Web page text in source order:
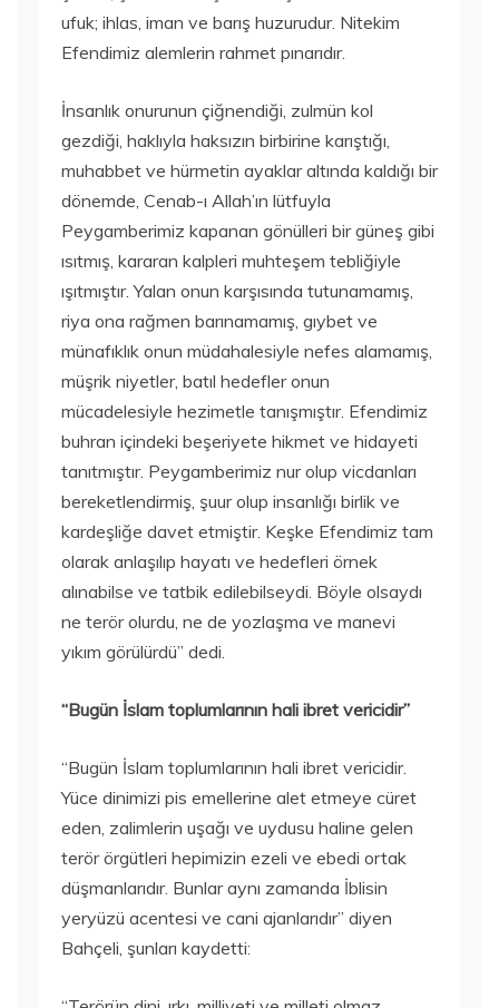
ufuk; ihlas, iman ve barış huzurudur. Nitekim
Efendimiz alemlerin rahmet pınarıdır.
İnsanlık onurunun çiğnendiği, zulmün kol
gezdiği, haklıyla haksızın birbirine karıştığı,
muhabbet ve hürmetin ayaklar altında kaldığı bir
dönemde, Cenab-ı Allah’ın lütfuyla
Peygamberimiz kapanan gönülleri bir güneş gibi
ısıtmış, kararan kalpleri muhteşem tebliğiyle
ışıtmıştır. Yalan onun karşısında tutunamamış,
riya ona rağmen barınamamış, gıybet ve
münafıklık onun müdahalesiyle nefes alamamış,
müşrik niyetler, batıl hedefler onun
mücadelesiyle hezimetle tanışmıştır. Efendimiz
buhran içindeki beşeriyete hikmet ve hidayeti
tanıtmıştır. Peygamberimiz nur olup vicdanları
bereketlendirmiş, şuur olup insanlığı birlik ve
kardeşliğe davet etmiştir. Keşke Efendimiz tam
olarak anlaşılıp hayatı ve hedefleri örnek
alınabilse ve tatbik edilebilseydi. Böyle olsaydı
ne terör olurdu, ne de yozlaşma ve manevi
yıkım görülürdü” dedi.
“Bugün İslam toplumlarının hali ibret vericidir”
“Bugün İslam toplumlarının hali ibret vericidir.
Yüce dinimizi pis emellerine alet etmeye cüret
eden, zalimlerin uşağı ve uydusu haline gelen
terör örgütleri hepimizin ezeli ve ebedi ortak
düşmanlarıdır. Bunlar aynı zamanda İblisin
yeryüzü acentesi ve cani ajanlarıdır” diyen
Bahçeli, şunları kaydetti: